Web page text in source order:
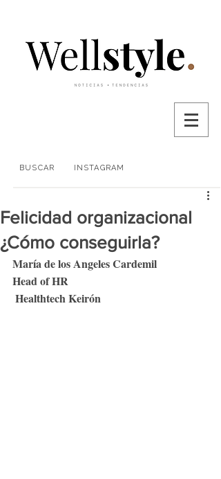
BUSCAR INSTAGRAM
Felicidad organizacional
¿Cómo conseguirla?
María de los Angeles Cardemil
Head of HR
Healthtech Keirón